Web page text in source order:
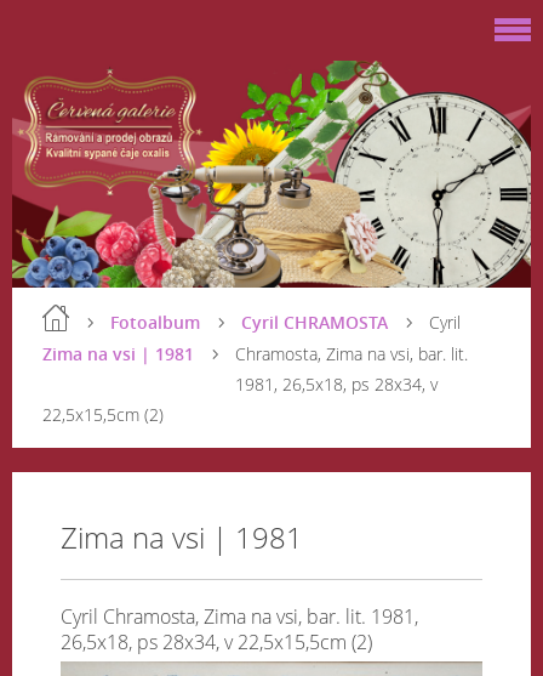
Fotoalbum
Cyril CHRAMOSTA
Zima na vsi | 1981
Cyril
Chramosta, Zima na vsi, bar. lit.
1981, 26,5x18, ps 28x34, v
22,5x15,5cm (2)
Zima na vsi | 1981
Cyril Chramosta, Zima na vsi, bar. lit. 1981,
26,5x18, ps 28x34, v 22,5x15,5cm (2)